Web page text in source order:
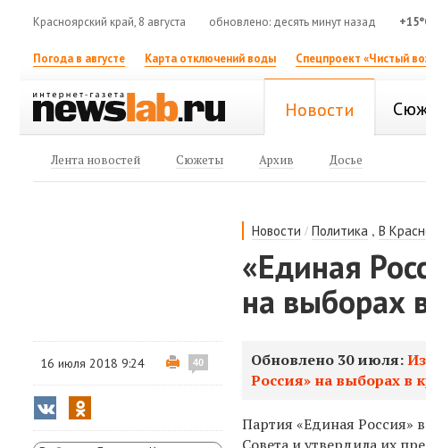
Красноярский край, 8 августа обновлено: десять минут назад
Погода в августе Карта отключений воды Спецпроект «Чистый
Новости
Лента новостей Сюжеты Архив Досье
Новости /Политика ,В
«Единая
на выборах
16 июля 2018 9:24 40 Обновлено 30 июля:
Россия» на выборах в
Партия «Единая Россия»